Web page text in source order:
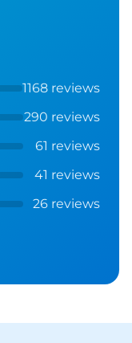
1168 reviews
290 reviews
61 reviews
41 reviews
26 reviews